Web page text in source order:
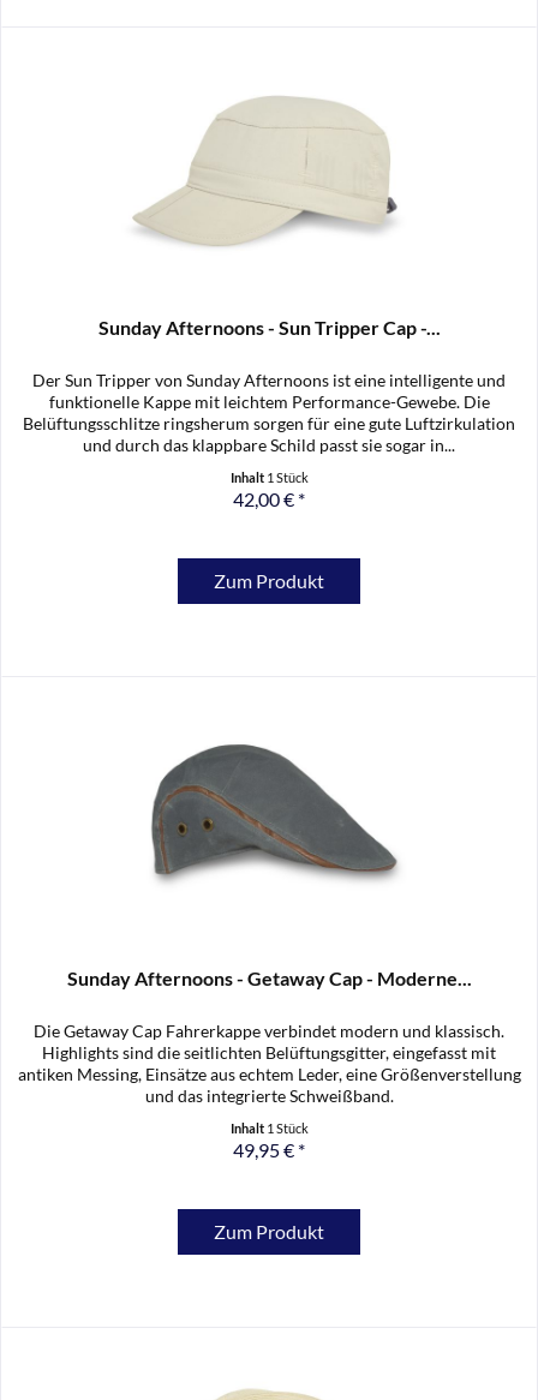
Sunday Afternoons - Sun Tripper Cap -...
Der Sun Tripper von Sunday Afternoons ist eine intelligente und
funktionelle Kappe mit leichtem Performance-Gewebe. Die
Belüftungsschlitze ringsherum sorgen für eine gute Luftzirkulation
und durch das klappbare Schild passt sie sogar in...
Inhalt 1 Stück
42,00 € *
Zum Produkt
Sunday Afternoons - Getaway Cap - Moderne...
Die Getaway Cap Fahrerkappe verbindet modern und klassisch.
Highlights sind die seitlichten Belüftungsgitter, eingefasst mit
antiken Messing, Einsätze aus echtem Leder, eine Größenverstellung
und das integrierte Schweißband.
Inhalt 1 Stück
49,95 € *
Zum Produkt